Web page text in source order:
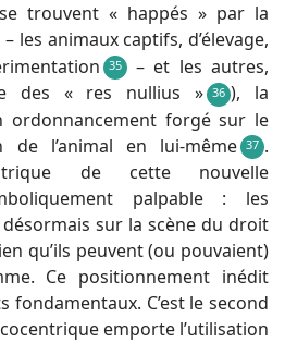
trouvent « happés » par la
– les animaux captifs, d’élevage,
35 – et les autres,
des « res nullius » 36 ), la
ordonnancement forgé sur le
de l’animal en lui-même 37 .
de cette nouvelle
palpable : les
sur la scène du droit
qu’ils peuvent (ou pouvaient)
Ce positionnement inédit
fondamentaux. C’est le second
emporte l’utilisation